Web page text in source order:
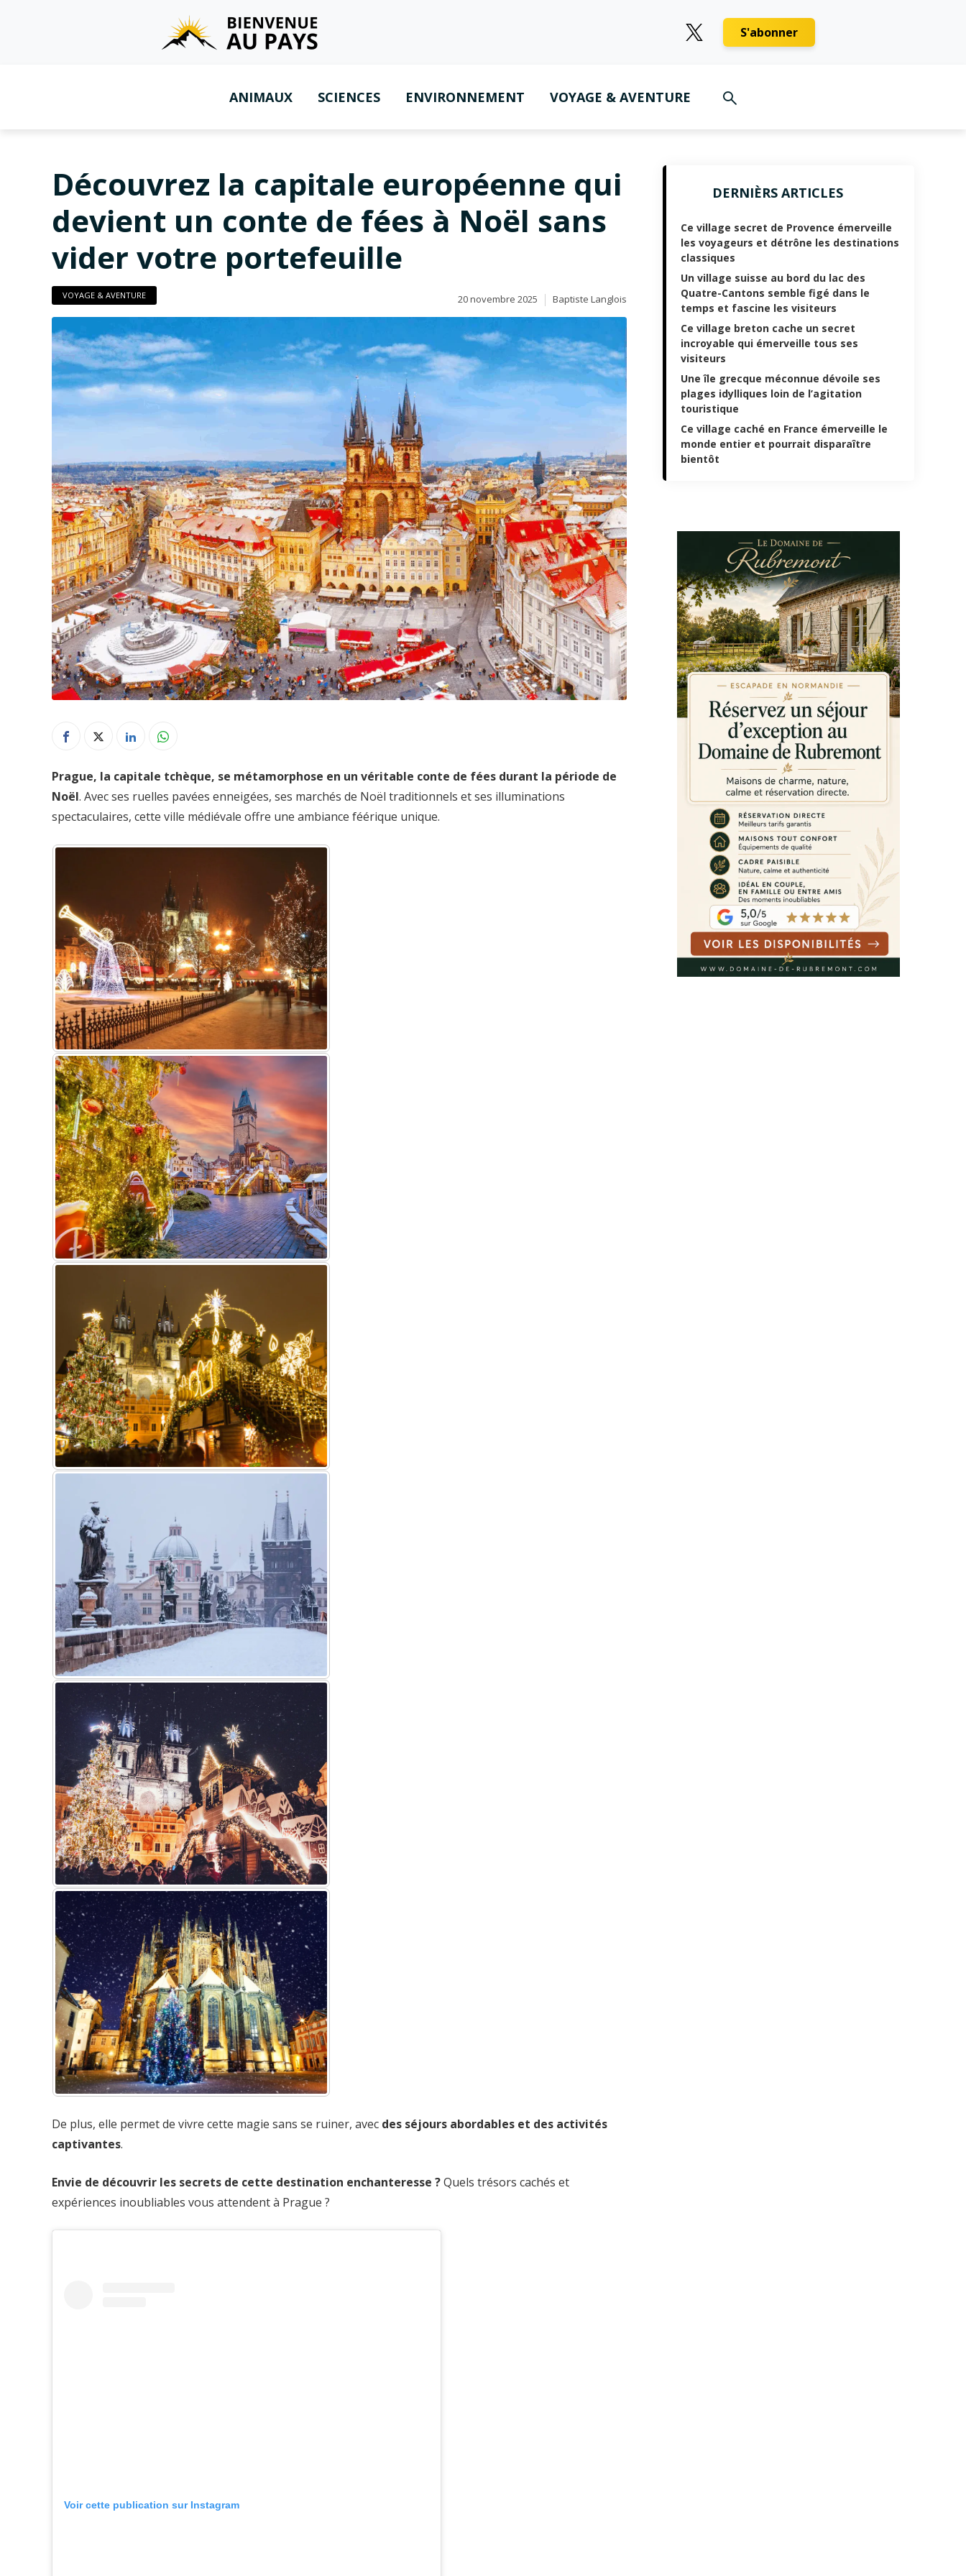
S'abonner
ANIMAUX SCIENCES ENVIRONNEMENT VOYAGE & AVENTURE
Découvrez la capitale européenne qui
devient un conte de fées à Noël sans
vider votre portefeuille
VOYAGE & AVENTURE 20 novembre 2025 Baptiste Langlois
Prague, la capitale tchèque, se métamorphose en un véritable conte de fées durant la période de
Noël. Avec ses ruelles pavées enneigées, ses marchés de Noël traditionnels et ses illuminations
spectaculaires, cette ville médiévale offre une ambiance féérique unique.
De plus, elle permet de vivre cette magie sans se ruiner, avec des séjours abordables et des activités
captivantes.
Envie de découvrir les secrets de cette destination enchanteresse ?Quels trésors cachés et
expériences inoubliables vous attendent à Prague ?
Voir cette publication sur Instagram
DERNIÈRS ARTICLES
Ce village secret de Provence émerveille
les voyageurs et détrône les destinations
classiques
Un village suisse au bord du lac des
Quatre-Cantons semble figé dans le
temps et fascine les visiteurs
Ce village breton cache un secret
incroyable qui émerveille tous ses
visiteurs
Une île grecque méconnue dévoile ses
plages idylliques loin de l’agitation
touristique
Ce village caché en France émerveille le
monde entier et pourrait disparaître
bientôt